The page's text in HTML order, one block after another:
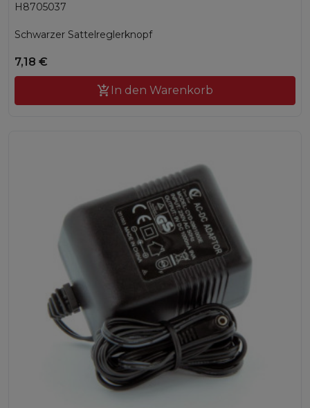
H8705037
Schwarzer Sattelreglerknopf
7,18 €
 In den Warenkorb